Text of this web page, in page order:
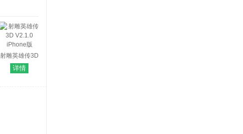
射雕英雄传3D
V2.1.0 iPhone
版
详情